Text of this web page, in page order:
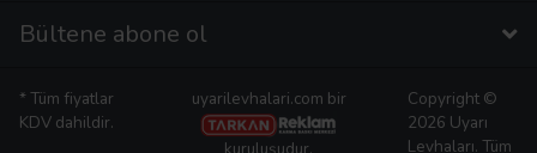
Bültene abone ol
* Tüm fiyatlar
KDV dahildir.
uyarilevhalari.com bir
Copyright ©
2026 Uyarı
Levhaları. Tüm